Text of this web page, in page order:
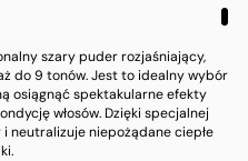
szary puder rozjaśniający,
do 9 tonów. Jest to idealny wybór
osiągnąć spektakularne efekty
włosów. Dzięki specjalnej
neutralizuje niepożądane ciepłe